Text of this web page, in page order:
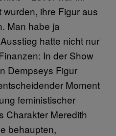
ihre Figur aus
Man habe ja
hatte nicht nur
In der Show
Dempseys Figur
Moment
feministischer
Charakter Meredith
behaupten,